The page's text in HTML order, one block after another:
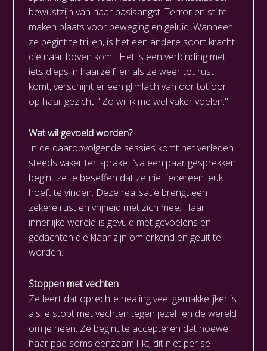
bewustzijn van haar basisangst. Terror en stilte
maken plaats voor beweging en geluid. Wanneer
ze begint te trillen, is het een ándere soort kracht
die naar boven komt. Het is een verbinding met
iets dieps in haarzelf, en als ze weer tot rust
komt, verschijnt er een glimlach van oor tot oor
op haar gezicht. "Zo wil ik me wel vaker voelen."
Wat wil gevoeld worden?
In de daaropvolgende sessies komt het verleden
steeds vaker ter sprake. Na een paar gesprekken
begint ze te beseffen dat ze niet iedereen leuk
hoeft te vinden. Deze realisatie brengt een
zekere rust en vrijheid met zich mee. Haar
innerlijke wereld is gevuld met gevoelens en
gedachten die klaar zijn om erkend en geuit te
worden.
Stoppen met vechten
Ze leert dat oprechte healing veel gemakkelijker is
als je stopt met vechten tegen jezelf en de wereld
om je heen. Ze begint te accepteren dat hoewel
haar pad soms eenzaam lijkt, dit niet per se